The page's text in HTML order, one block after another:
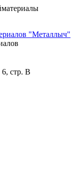
стр. В